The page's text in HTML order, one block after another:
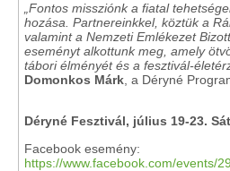
„Fontos missziónk a fiatal
hozása. Partnereinkkel, köztük a
valamint a Nemzeti Emlékezet
eseményt alkottunk meg, amely
tábori élményét és a fesztivál-
Domonkos Márk , a Déryné
Déryné Fesztivál, július 19-23.
Facebook esemény:
https://www.facebook.com/events/